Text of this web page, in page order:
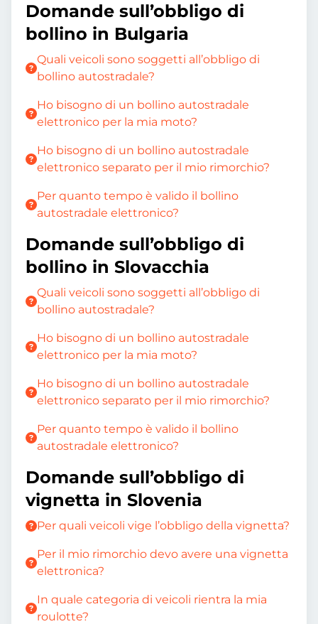
Domande sull’obbligo di
bollino in Bulgaria
Quali veicoli sono soggetti all’obbligo di
bollino autostradale?
Ho bisogno di un bollino autostradale
elettronico per la mia moto?
Ho bisogno di un bollino autostradale
elettronico separato per il mio rimorchio?
Per quanto tempo è valido il bollino
autostradale elettronico?
Domande sull’obbligo di
bollino in Slovacchia
Quali veicoli sono soggetti all’obbligo di
bollino autostradale?
Ho bisogno di un bollino autostradale
elettronico per la mia moto?
Ho bisogno di un bollino autostradale
elettronico separato per il mio rimorchio?
Per quanto tempo è valido il bollino
autostradale elettronico?
Domande sull’obbligo di
vignetta in Slovenia
Per quali veicoli vige l’obbligo della vignetta?
Per il mio rimorchio devo avere una vignetta
elettronica?
In quale categoria di veicoli rientra la mia
roulotte?